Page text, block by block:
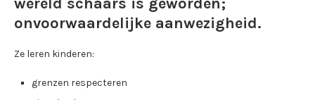
onvoorwaardelijke aanwezigheid.
Ze leren kinderen:
grenzen respecteren